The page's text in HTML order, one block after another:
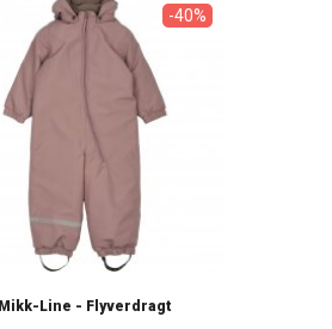
-40%
Mikk-Line - Flyverdragt